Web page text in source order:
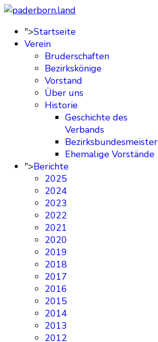
">Startseite
Verein
Bruderschaften
Bezirkskönige
Vorstand
Über uns
Historie
Geschichte des
Verbands
Bezirksbundesmeister
Ehemalige Vorstände
">Berichte
2025
2024
2023
2022
2021
2020
2019
2018
2017
2016
2015
2014
2013
2012